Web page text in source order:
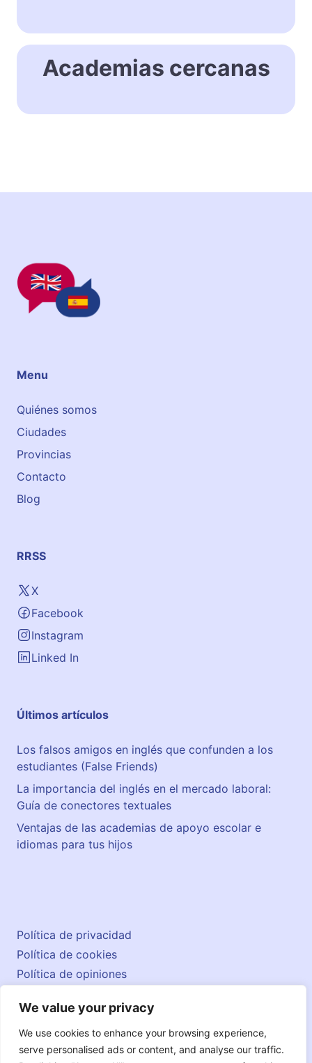
We value your privacy
We use cookies to enhance your browsing experience,
serve personalised ads or content, and analyse our traffic.
Academias cercanas
Menu
Quiénes somos
Ciudades
Provincias
Contacto
Blog
RRSS
X
Facebook
Instagram
Linked In
Últimos artículos
Los falsos amigos en inglés que confunden a los
estudiantes (False Friends)
La importancia del inglés en el mercado laboral:
Guía de conectores textuales
Ventajas de las academias de apoyo escolar e
idiomas para tus hijos
© 2026 englishatlas.es
Política de privacidad
Política de cookies
Política de opiniones
Contacto